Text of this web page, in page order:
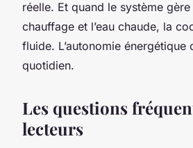
réelle. Et quand le système
chauffage et l’eau chaude, la
fluide. L’autonomie énergétique
quotidien.
Les questions
lecteurs